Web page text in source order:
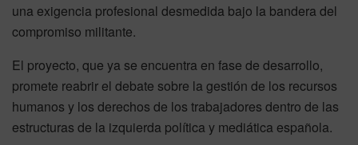
una exigencia profesional desmedida bajo la bandera del
compromiso militante.
El proyecto, que ya se encuentra en fase de desarrollo,
promete reabrir el debate sobre la gestión de los recursos
humanos y los derechos de los trabajadores dentro de las
estructuras de la izquierda política y mediática española.